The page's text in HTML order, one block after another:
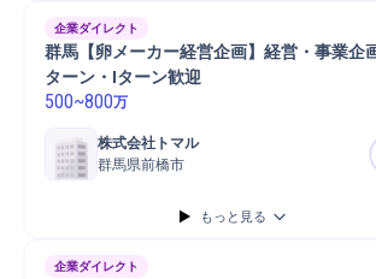
企業ダイレクト
群馬【卵メーカー経営企画】経営・事業企
ターン・Iターン歓迎
500~800万
株式会社トマル
群馬県前橋市
もっと見る
企業ダイレクト